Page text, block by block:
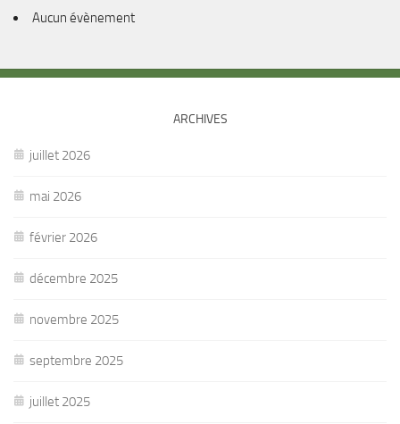
Aucun évènement
ARCHIVES
juillet 2026
mai 2026
février 2026
décembre 2025
novembre 2025
septembre 2025
juillet 2025